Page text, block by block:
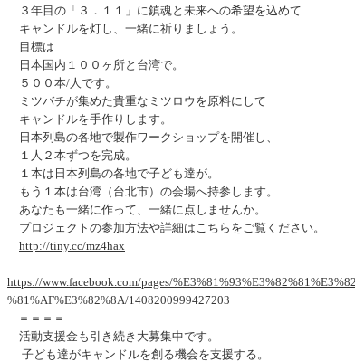
３年目の「３．１１」に鎮魂と未来への希望を込めて
キャンドルを灯し、一緒に祈りましょう。
目標は
日本国内１００ヶ所と台湾で。
５００本/人です。
ミツバチが集めた貴重なミツロウを原料にして
キャンドルを手作りします。
日本列島の各地で製作ワークショップを開催し、
１人２本ずつを完成。
１本は日本列島の各地で子ども達が。
もう１本は台湾（台北市）の会場へ持参します。
あなたも一緒に作って、一緒に点しませんか。
プロジェクトの参加方法や詳細はこちらをご覧ください。
http://tiny.cc/mz4hax
https://www.facebook.com/pages/
%81%AF%E3%82%8A/1408200999427203
＝＝＝＝
活動支援金も引き続き大募集中です。
子ども達がキャンドルを創る機会を支援する。